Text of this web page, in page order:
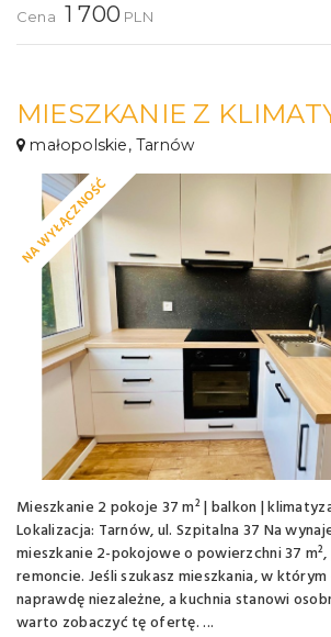
Cena 1 700 PLN
małopolskie, Tarnów
NA WYŁĄCZNOŚĆ
Mieszkanie 2 pokoje 37 m² | balkon |
Lokalizacja: Tarnów, ul. Szpitalna 37 Na
mieszkanie 2-pokojowe o powierzchni 37
remoncie. Jeśli szukasz mieszkania, w
naprawdę niezależne, a kuchnia stanowi
warto zobaczyć tę ofertę. ...